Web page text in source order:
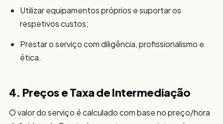
Utilizar equipamentos próprios e suportar os
respetivos custos;
Prestar o serviço com diligência, profissionalismo e
ética.
4. Preços e Taxa de Intermediação
O valor do serviço é calculado com base no preço/hora